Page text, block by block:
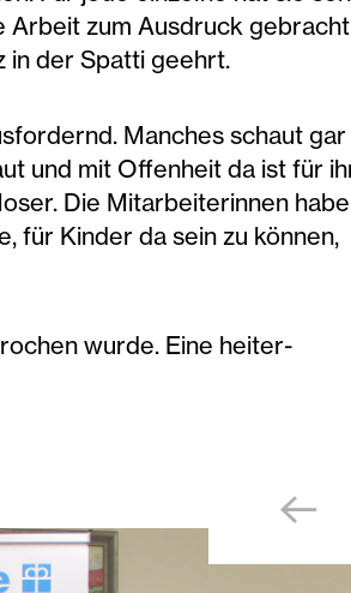
zum Ausdruck
in der Spatti geehrt.
Manches schaut gar
und mit Offenheit da ist für
Die Mitarbeiterinnen
für Kinder da sein zu können,
wurde. Eine heiter-